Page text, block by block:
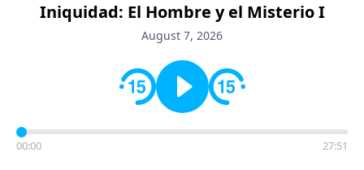
Iniquidad: El Hombre y el Misterio I
August 7, 2026
00:00 27:51